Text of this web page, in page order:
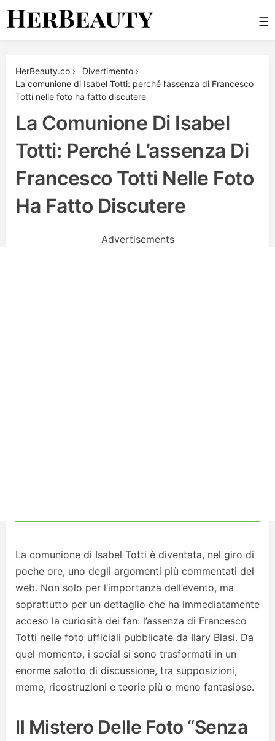
Skip
☰
HerBeauty.co › Divertimento ›
La comunione di Isabel Totti: perché l’assenza di Francesco
Totti nelle foto ha fatto discutere
La Comunione Di Isabel
Totti: Perché L’assenza Di
Francesco Totti Nelle Foto
Ha Fatto Discutere
Advertisements
La comunione di Isabel Totti è diventata, nel giro di
poche ore, uno degli argomenti più commentati del
web. Non solo per l’importanza dell’evento, ma
soprattutto per un dettaglio che ha immediatamente
acceso la curiosità dei fan: l’assenza di Francesco
Totti nelle foto ufficiali pubblicate da Ilary Blasi. Da
quel momento, i social si sono trasformati in un
enorme salotto di discussione, tra supposizioni,
meme, ricostruzioni e teorie più o meno fantasiose.
Il Mistero Delle Foto “senza